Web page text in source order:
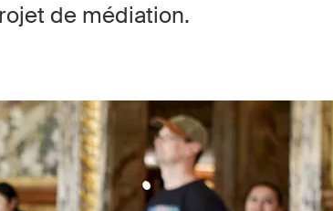
de médiation.